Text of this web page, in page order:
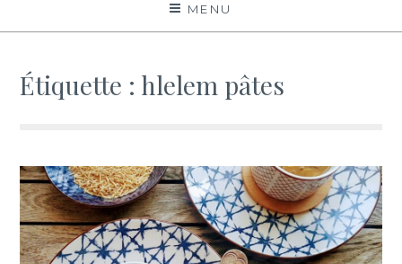
MENU
Étiquette : hlelem pâtes